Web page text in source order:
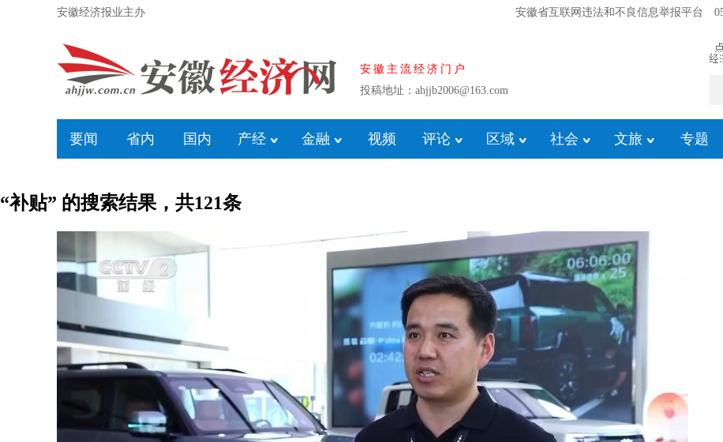
安徽经济报业主办 安徽省互联网违法和不良信息举报平台
安徽主流经济门户
投稿地址：ahjjb2006@163.com
要闻 省内 国内 产经 金融 视频 评论 区域 社会 文旅 专题
“补贴” 的搜索结果，共121条